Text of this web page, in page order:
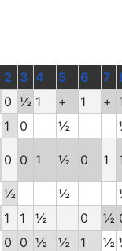
2 3 4 5 6 7
0 ½ 1 + 1 +
1 0 ½
0 0 1 ½ 0 1
½ ½
1 1 ½ 0 ½
0 0 ½ ½ 1 ½